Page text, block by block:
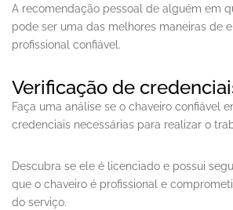
A recomendação pessoal de alguém em
pode ser uma das melhores maneiras de
profissional confiável.
Verificação de
Faça uma análise se o chaveiro confiável
credenciais necessárias para realizar o
Descubra se ele é licenciado e possui
que o chaveiro é profissional e
do serviço.